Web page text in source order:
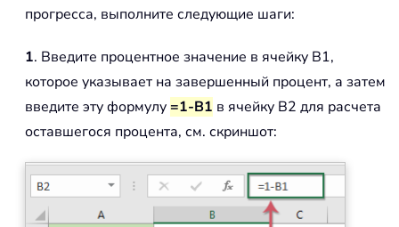
прогресса, выполните следующие шаги:
1. Введите процентное значение в ячейку B1,
которое указывает на завершенный процент, а затем
введите эту формулу=1-B1 в ячейку B2 для расчета
оставшегося процента, см. скриншот: